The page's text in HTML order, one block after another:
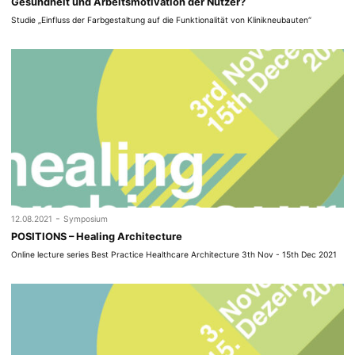
Studie „Einfluss der Farbgestaltung auf die Funktionalität von Klinikneubauten“
12.08.2021 - Symposium
POSITIONS – Healing Architecture
Online lecture series Best Practice Healthcare Architecture 3th Nov - 15th Dec 2021